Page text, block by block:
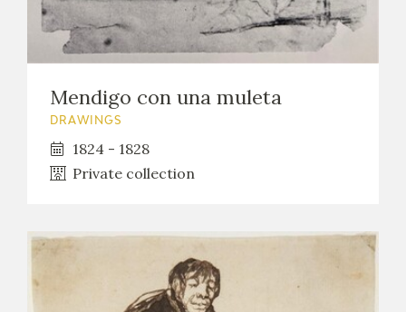
Mendigo con una muleta
DRAWINGS
1824 - 1828
Private collection